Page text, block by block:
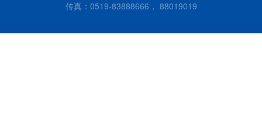
传真：0519-83888666， 88019019